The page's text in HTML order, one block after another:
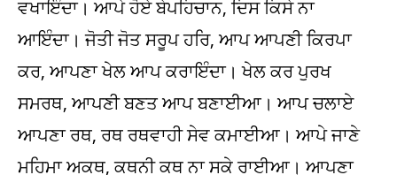
ਵਖਾਇੰਦਾ। ਆਪੇ ਹੋਏ ਬੇਪਹਿਚਾਨ, ਦਿਸ ਕਿਸੇ ਨਾ
ਆਇੰਦਾ। ਜੋਤੀ ਜੋਤ ਸਰੂਪ ਹਰਿ, ਆਪ ਆਪਣੀ ਕਿਰਪਾ
ਕਰ, ਆਪਣਾ ਖੇਲ ਆਪ ਕਰਾਇੰਦਾ। ਖੇਲ ਕਰ ਪੁਰਖ
ਸਮਰਥ, ਆਪਣੀ ਬਣਤ ਆਪ ਬਣਾਈਆ। ਆਪ ਚਲਾਏ
ਆਪਣਾ ਰਥ, ਰਥ ਰਥਵਾਹੀ ਸੇਵ ਕਮਾਈਆ। ਆਪੇ ਜਾਣੇ
ਮਹਿਮਾ ਅਕਥ, ਕਥਨੀ ਕਥ ਨਾ ਸਕੇ ਰਾਈਆ। ਆਪਣਾ